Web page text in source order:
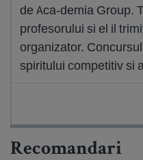
de Aca-demia Group.
profesorului si el il
organizator.
spiritului competitiv si
Recomandari